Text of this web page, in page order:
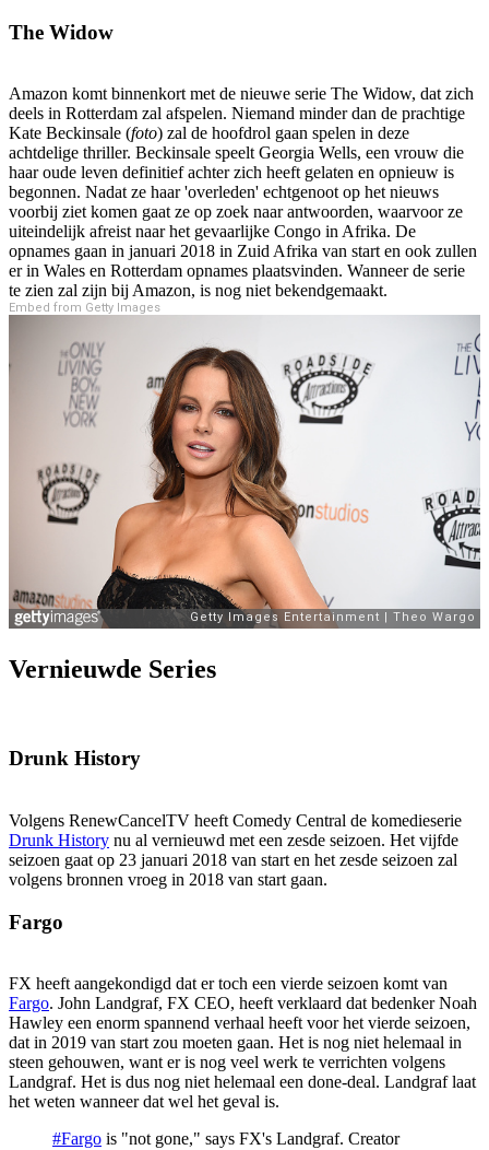
The Widow
Amazon komt binnenkort met de nieuwe serie The Widow, dat zich
deels in Rotterdam zal afspelen. Niemand minder dan de prachtige
Kate Beckinsale (foto) zal de hoofdrol gaan spelen in deze
achtdelige thriller. Beckinsale speelt Georgia Wells, een vrouw die
haar oude leven definitief achter zich heeft gelaten en opnieuw is
begonnen. Nadat ze haar 'overleden' echtgenoot op het nieuws
voorbij ziet komen gaat ze op zoek naar antwoorden, waarvoor ze
uiteindelijk afreist naar het gevaarlijke Congo in Afrika. De
opnames gaan in januari 2018 in Zuid Afrika van start en ook zullen
er in Wales en Rotterdam opnames plaatsvinden. Wanneer de serie
te zien zal zijn bij Amazon, is nog niet bekendgemaakt.
Embed from Getty Images
Vernieuwde Series
Drunk History
Volgens RenewCancelTV heeft Comedy Central de komedieserie
Drunk History nu al vernieuwd met een zesde seizoen. Het vijfde
seizoen gaat op 23 januari 2018 van start en het zesde seizoen zal
volgens bronnen vroeg in 2018 van start gaan.
Fargo
FX heeft aangekondigd dat er toch een vierde seizoen komt van
Fargo. John Landgraf, FX CEO, heeft verklaard dat bedenker Noah
Hawley een enorm spannend verhaal heeft voor het vierde seizoen,
dat in 2019 van start zou moeten gaan. Het is nog niet helemaal in
steen gehouwen, want er is nog veel werk te verrichten volgens
Landgraf. Het is dus nog niet helemaal een done-deal. Landgraf laat
het weten wanneer dat wel het geval is.
#Fargo is "not gone," says FX's Landgraf. Creator